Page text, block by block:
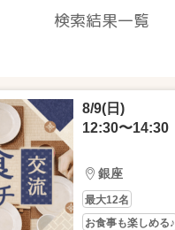
検索結果一覧
8/9(日)
12:30〜14:30
銀座
最大12名
お食事も楽しめる♪